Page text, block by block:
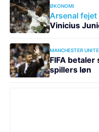
ØKONOMI
Arsenal fejet
Vinicius
MANCHESTER
FIFA
spillers løn